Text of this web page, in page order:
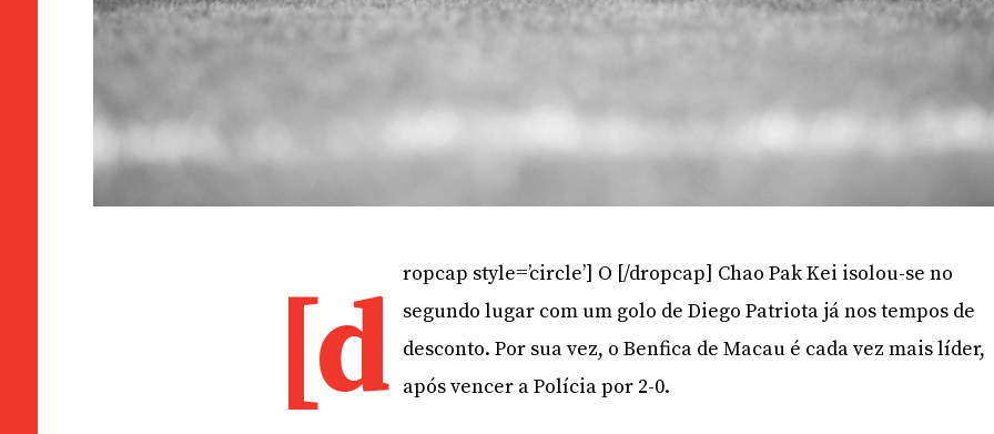
[d ropcap style=’circle’] O [/dropcap] Chao Pak Kei isolou-se no
segundo lugar com um golo de Diego Patriota já nos tempos de
desconto. Por sua vez, o Benfica de Macau é cada vez mais líder,
após vencer a Polícia por 2-0.